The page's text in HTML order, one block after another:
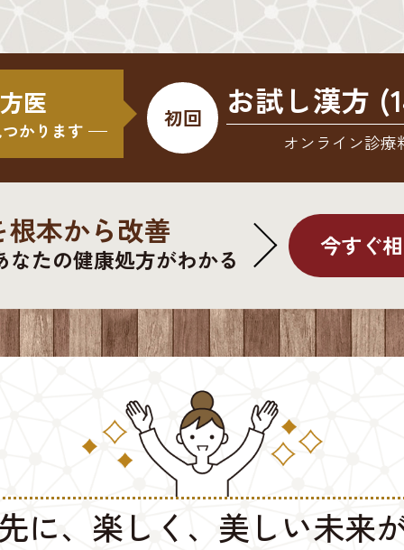
医
かります 初回 お試し漢方
オンライン診療
本から改善
なたの健康処方がわかる 今すぐ
に、楽しく、美しい未来